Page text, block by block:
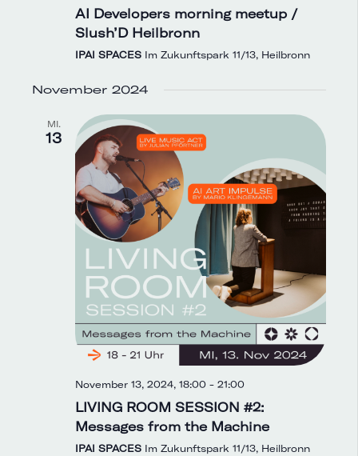
AI Developers morning meetup /
Slush’D Heilbronn
IPAI SPACES Im Zukunftspark 11/13, Heilbronn
November 2024
MI.
13
November 13, 2024, 18:00 - 21:00
LIVING ROOM SESSION #2:
Messages from the Machine
IPAI SPACES Im Zukunftspark 11/13, Heilbronn